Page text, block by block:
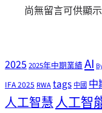
尚無留言可供顯示
2025 2025年中期業績AI
IFA 2025 RWAtags 中國 中
人工智慧人工智